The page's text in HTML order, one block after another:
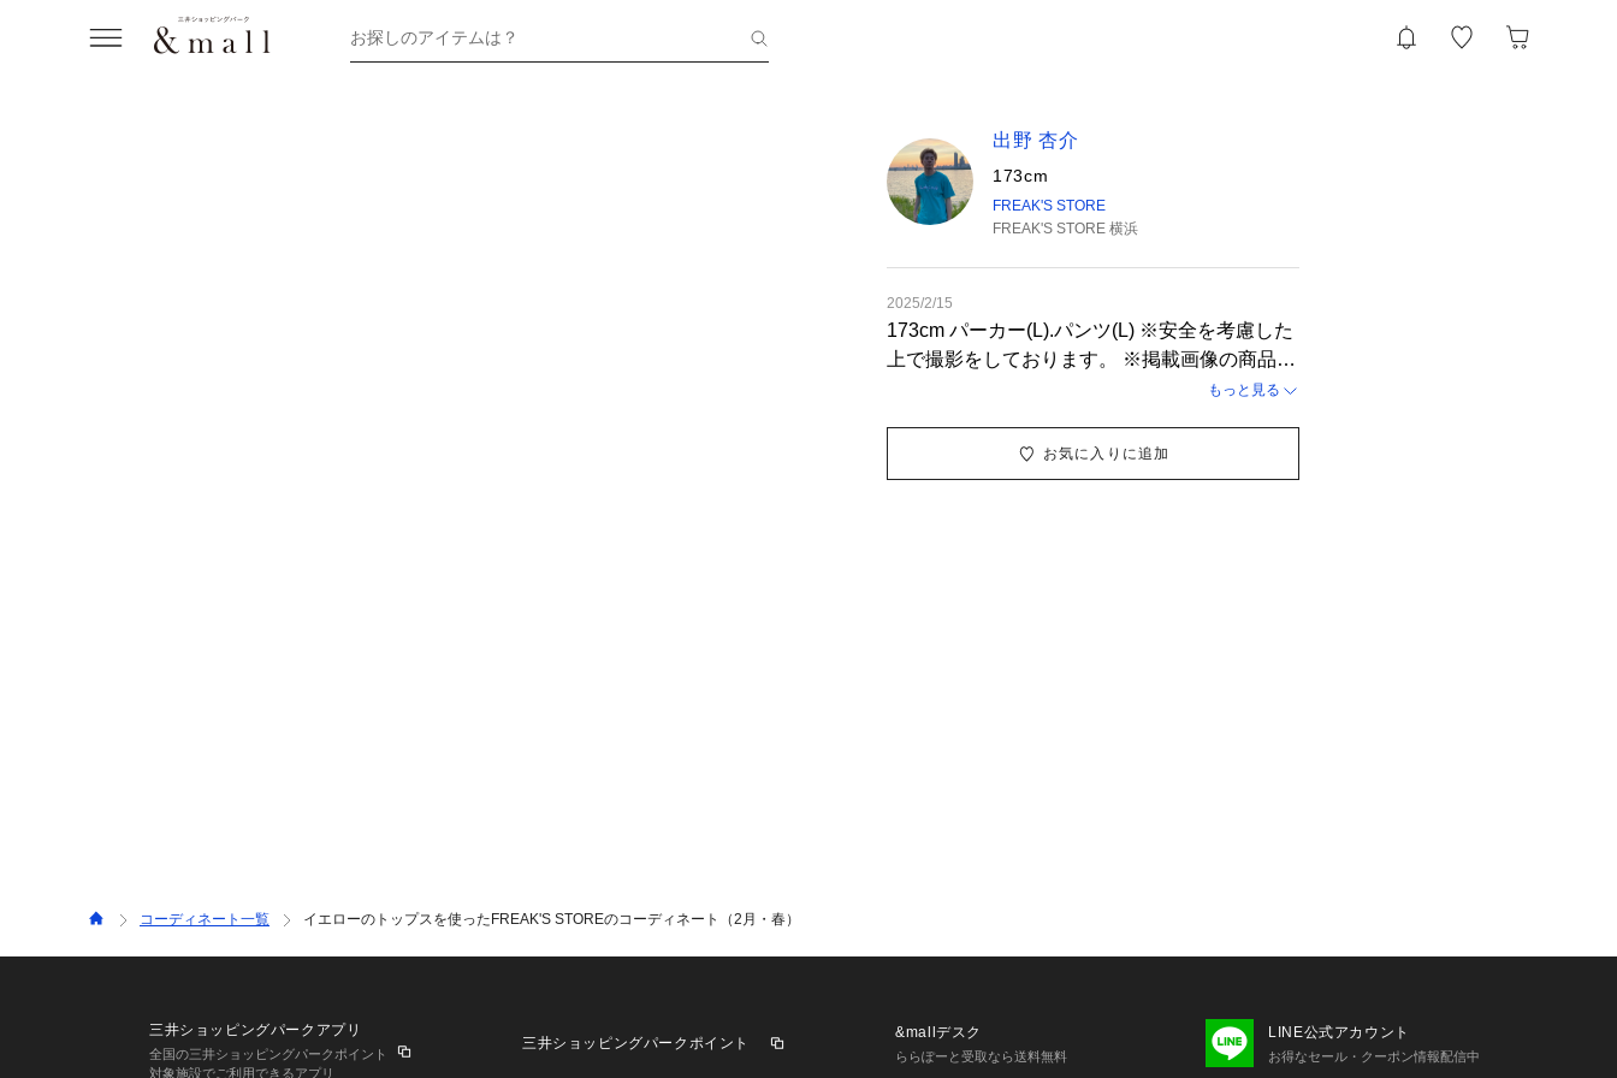
お探しのアイテムは？
出野 杏介
173cm
FREAK'S STORE
FREAK'S STORE 横浜
2025/2/15
173cm パーカー(L).パンツ(L) ※安全を考慮した
上で撮影をしております。 ※掲載画像の商品の
色味は、屋外や屋内の光の照射や角度により実
もっと見る
お気に入りに追加
コーディネート一覧 イエローのトップスを使ったFREAK'S STOREのコーディネート（2月・春）
三井ショッピングパークアプリ
全国の三井ショッピングパークポイント
対象施設でご利用できるアプリ
三井ショッピングパークポイント
&mallデスク
ららぽーと受取なら送料無料
LINE公式アカウント
お得なセール・クーポン情報配信中